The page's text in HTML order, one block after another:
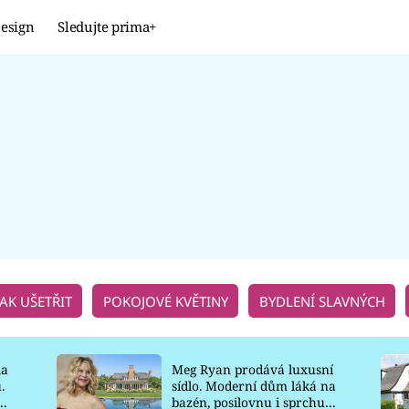
Sledujte prima+
UŠETŘIT POKOJOVÉ KVĚTINY BYDLENÍ SLAVNÝCH
Meg Ryan prodává luxusní
sídlo. Moderní dům láká na
bazén, posilovnu i sprchu